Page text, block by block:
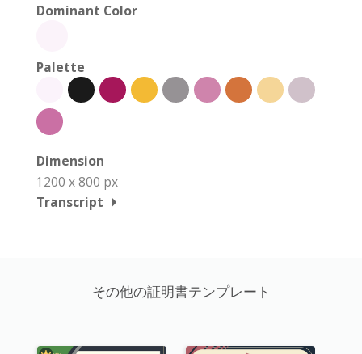
Dominant Color
Palette
Dimension
1200 x 800 px
Transcript
その他の証明書テンプレート